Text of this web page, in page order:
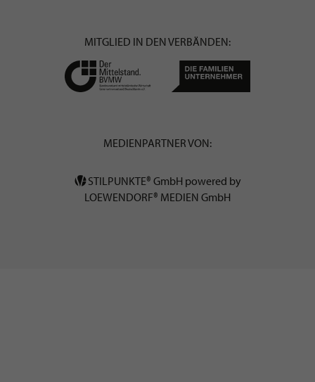
MITGLIED IN DEN VERBÄNDEN:
MEDIENPARTNER VON:
STILPUNKTE® GmbH powered by
LOEWENDORF® MEDIEN GmbH